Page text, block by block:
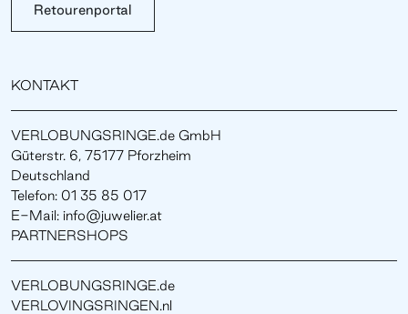
Retourenportal
KONTAKT
VERLOBUNGSRINGE.de GmbH
Güterstr. 6, 75177 Pforzheim
Deutschland
Telefon: 01 35 85 017
E-Mail: info@juwelier.at
PARTNERSHOPS
VERLOBUNGSRINGE.de
VERLOVINGSRINGEN.nl